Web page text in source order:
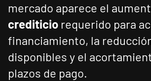
mercado aparece el
crediticio requerido para
financiamiento, la
disponibles y el
plazos de pago.